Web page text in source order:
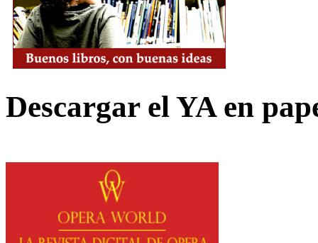
Descargar el YA en